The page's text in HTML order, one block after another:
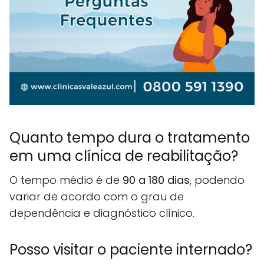
Quanto tempo dura o tratamento
em uma clínica de reabilitação?
O tempo médio é de 90 a 180 dias, podendo
variar de acordo com o grau de
dependência e diagnóstico clínico.
Posso visitar o paciente internado?